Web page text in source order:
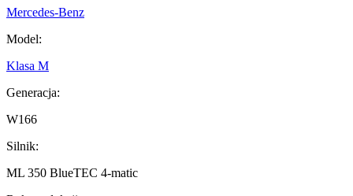
Mercedes-Benz
Model:
Klasa M
Generacja:
W166
Silnik:
ML 350 BlueTEC 4-matic